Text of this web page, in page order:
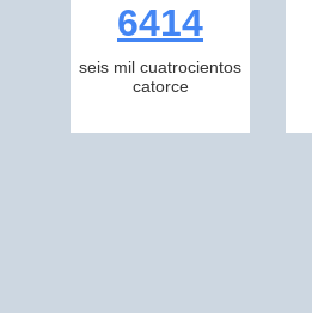
6414
seis mil cuatrocientos
catorce